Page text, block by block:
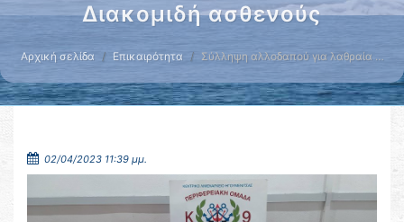
Διακομιδή ασθενούς
Αρχική σελίδα Επικαιρότητα Σύλληψη αλλοδαπού για λαθραία …
02/04/2023 11:39 μμ.